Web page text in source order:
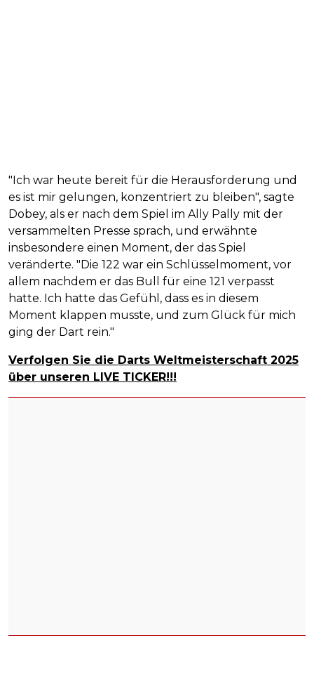
"Ich war heute bereit für die Herausforderung und
es ist mir gelungen, konzentriert zu bleiben", sagte
Dobey, als er nach dem Spiel im Ally Pally mit der
versammelten Presse sprach, und erwähnte
insbesondere einen Moment, der das Spiel
veränderte. "Die 122 war ein Schlüsselmoment, vor
allem nachdem er das Bull für eine 121 verpasst
hatte. Ich hatte das Gefühl, dass es in diesem
Moment klappen musste, und zum Glück für mich
ging der Dart rein."
Verfolgen Sie die Darts Weltmeisterschaft 2025
über unseren LIVE TICKER!!!